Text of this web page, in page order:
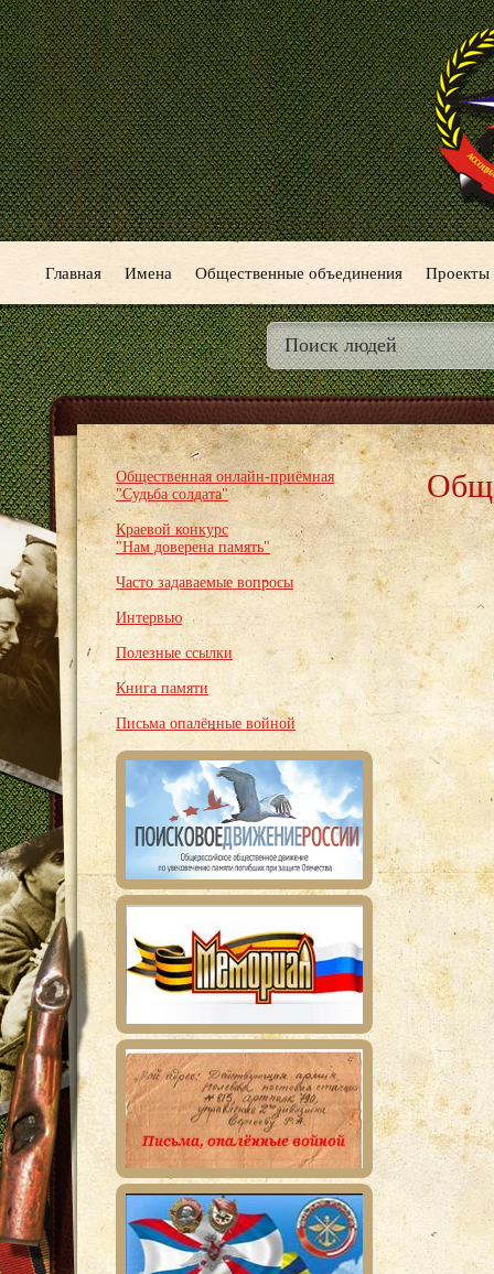
Главная Имена Общественные объединения Проекты
Общественная онлайн-приёмная
"Судьба солдата"
Краевой конкурс
"Нам доверена память"
Часто задаваемые вопросы
Интервью
Полезные ссылки
Книга памяти
Письма опалённые войной